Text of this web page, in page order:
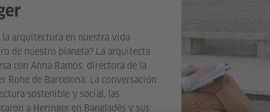
arquitectura en nuestra vida
de nuestro planeta? La arquitecta
con Anna Ramos, directora de la
Rohe de Barcelona. La conversación
sostenible y social, las
a Heringer en Bangladés y sus